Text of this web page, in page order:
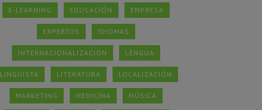
E-LEARNING EDUCACIÓN EMPRESA
EXPERTOS IDIOMAS
INTERNACIONALIZACIÓN LENGUA
LINGÜISTA LITERATURA LOCALIZACIÓN
MARKETING MEDICINA MÚSICA